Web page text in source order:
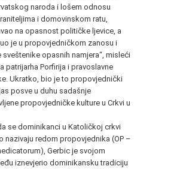
naroda i lošem odnosu
i domovinskom ratu,
na opasnost političke ljevice, a
je u propovjedničkom zanosu i
sveštenike opasnih namjera“, misleći
patrijarha Porfirija i pravoslavne
Ukratko, bio je to propovjednički
posve u duhu sadašnje
propovjedničke kulture u Crkvi u
se dominikanci u Katoličkoj crkvi
nazivaju redom propovjednika (OP –
Gerbic je svojom
iznevjerio dominikansku tradiciju